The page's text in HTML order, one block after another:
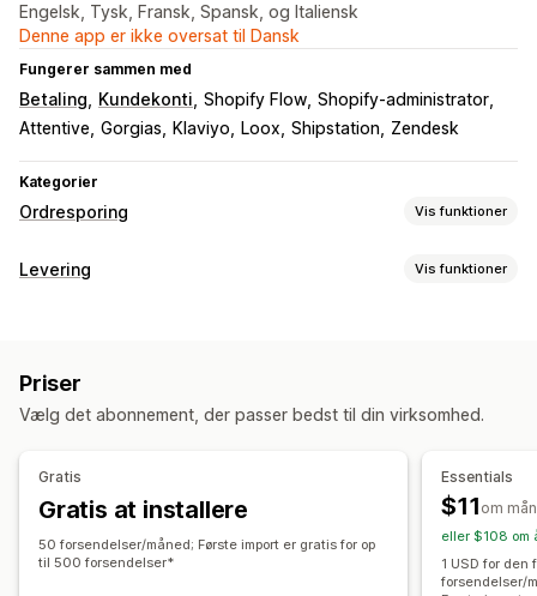
Engelsk, Tysk, Fransk, Spansk, og Italiensk
Denne app er ikke oversat til Dansk
Fungerer sammen med
Betaling Kundekonti Shopify Flow Shopify-administrator
Attentive Gorgias Klaviyo Loox Shipstation Zendesk
Kategorier
Ordresporing Vis funktioner
Sporing
Flere fragtfirmaer
Mail
Notifikationer i realtid
Tilpassede notifikationer
Levering Vis funktioner
Flere sprog
Priser
Vælg det abonnement, der passer bedst til din virksomhed.
Gratis
Gratis at installere
50 forsendelser/måned; Første import er gratis for op
til 500 forsendelser*
Essentials
$11 om
eller $108 om
1 USD for
forsendelser/